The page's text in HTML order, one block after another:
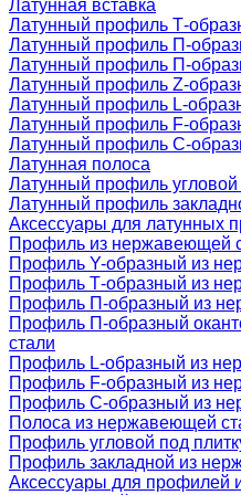
Латунная вставка
Латунный профиль Т-
Латунный профиль П-
Латунный профиль П-
Латунный профиль Z-
Латунный профиль L-
Латунный профиль F-
Латунный профиль C-
Латунная полоса
Латунный профиль угловой
Латунный профиль
Аксессуары для латунных
Профиль из нержавеющей
Профиль Y-образный из
Профиль Т-образный из
Профиль П-образный из
Профиль П-образный
стали
Профиль L-образный из
Профиль F-образный из
Профиль C-образный из
Полоса из нержавеющей
Профиль угловой под
Профиль закладной из
Аксессуары для профилей